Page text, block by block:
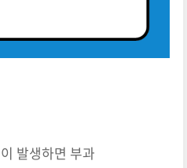
이 발생하면 부과